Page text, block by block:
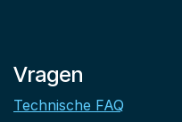
Vragen
Technische FAQ